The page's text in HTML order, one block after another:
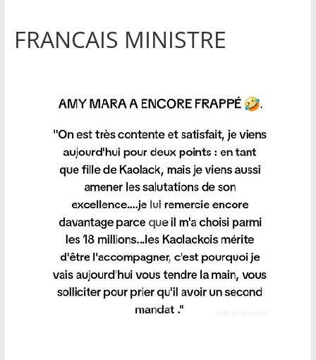
FRANCAIS MINISTRE